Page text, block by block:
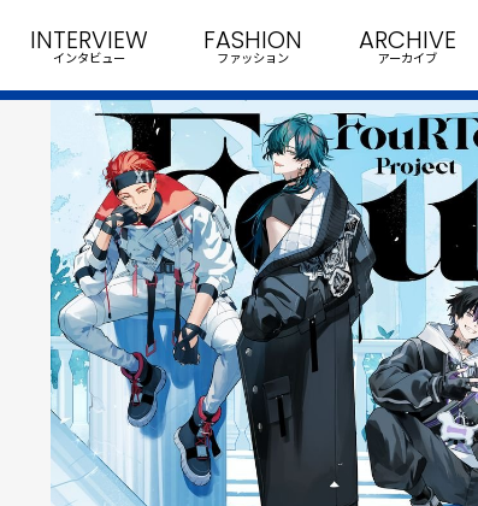
INTERVIEW
インタビュー
FASHION
ファッション
ARCHIVE
アーカイブ